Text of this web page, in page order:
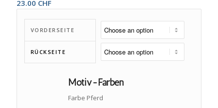
23.00 CHF
VORDERSEITE
RÜCKSEITE
Motiv-Farben
Farbe Pferd